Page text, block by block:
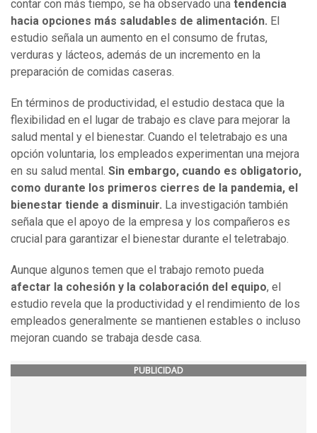
contar con más tiempo, se ha observado una tendencia
hacia opciones más saludables de alimentación. El
estudio señala un aumento en el consumo de frutas,
verduras y lácteos, además de un incremento en la
preparación de comidas caseras.
En términos de productividad, el estudio destaca que la
flexibilidad en el lugar de trabajo es clave para mejorar la
salud mental y el bienestar. Cuando el teletrabajo es una
opción voluntaria, los empleados experimentan una mejora
en su salud mental. Sin embargo, cuando es obligatorio,
como durante los primeros cierres de la pandemia, el
bienestar tiende a disminuir. La investigación también
señala que el apoyo de la empresa y los compañeros es
crucial para garantizar el bienestar durante el teletrabajo.
Aunque algunos temen que el trabajo remoto pueda
afectar la cohesión y la colaboración del equipo, el
estudio revela que la productividad y el rendimiento de los
empleados generalmente se mantienen estables o incluso
mejoran cuando se trabaja desde casa.
PUBLICIDAD